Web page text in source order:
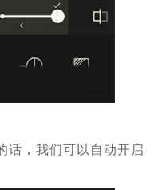
话，我们可以自动开启